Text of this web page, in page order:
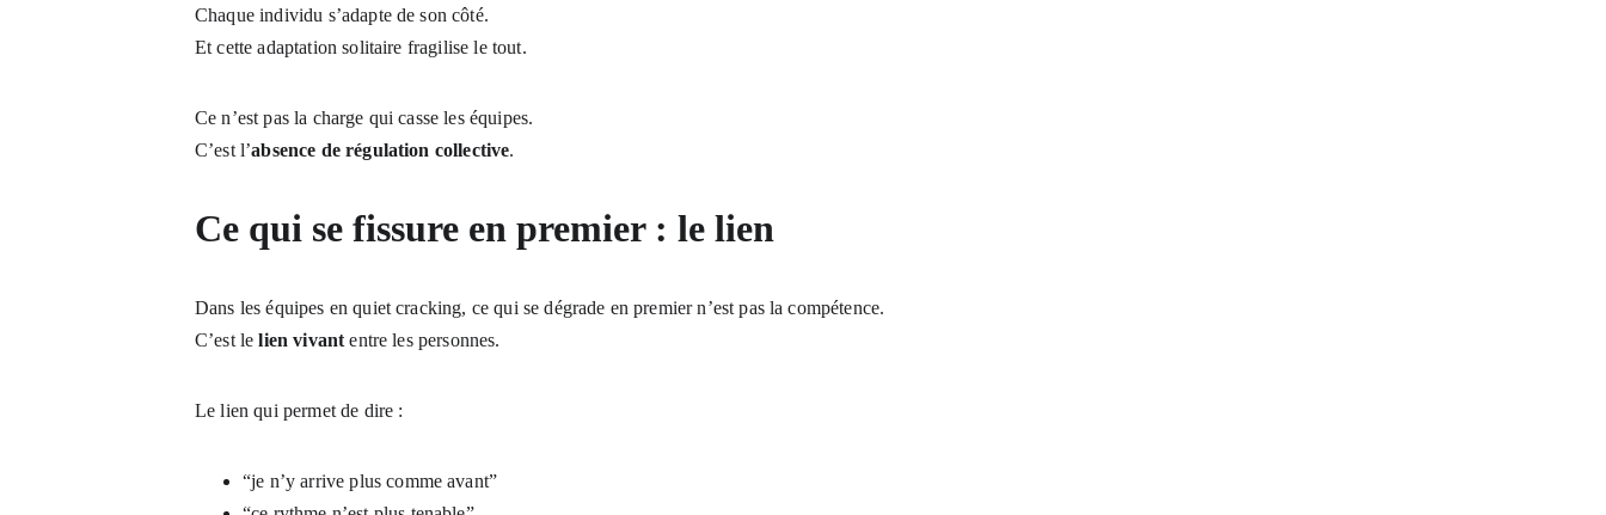
Chaque individu s’adapte de son côté.
Et cette adaptation solitaire fragilise le tout.
Ce n’est pas la charge qui casse les équipes.
C’est l’absence de régulation collective.
Ce qui se fissure en premier : le lien
Dans les équipes en quiet cracking, ce qui se dégrade en premier n’est pas la compétence.
C’est le lien vivant entre les personnes.
Le lien qui permet de dire :
“je n’y arrive plus comme avant”